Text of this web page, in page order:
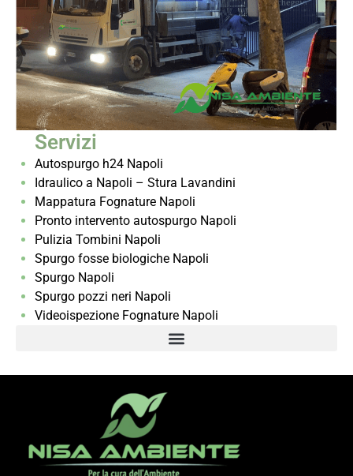
Servizi
Autospurgo h24 Napoli
Idraulico a Napoli – Stura Lavandini
Mappatura Fognature Napoli
Pronto intervento autospurgo Napoli
Pulizia Tombini Napoli
Spurgo fosse biologiche Napoli
Spurgo Napoli
Spurgo pozzi neri Napoli
Videoispezione Fognature Napoli